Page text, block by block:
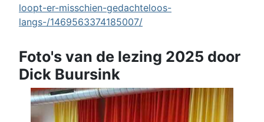
loopt-er-misschien-gedachteloos-
langs-/1469563374185007/
Foto's van de lezing 2025 door
Dick Buursink